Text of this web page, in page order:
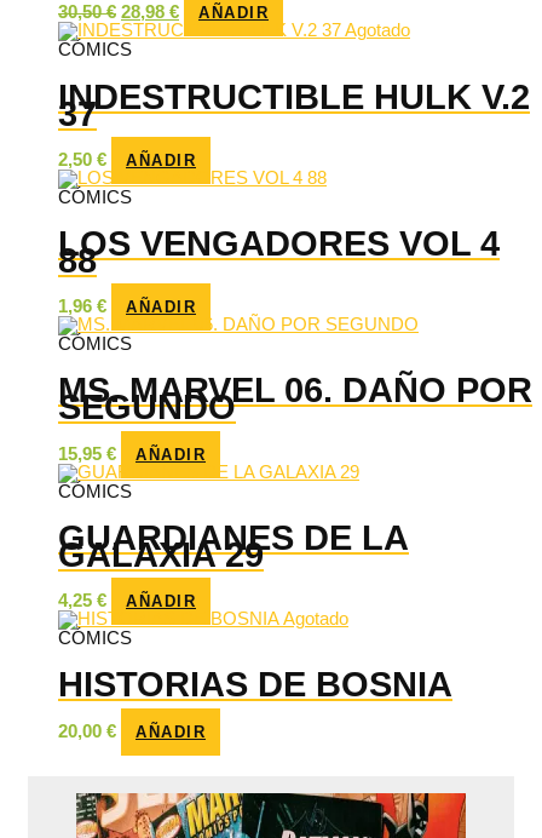
30,50€ El
precio
original
era:
28,98 €El
precio
actual
AÑADIR
Agotado
CÓMICS
INDESTRUCTIBLE HULK V.2
37
2,50 € AÑADIR
CÓMICS
LOS VENGADORES VOL 4
88
1,96 € AÑADIR
CÓMICS
MS. MARVEL 06. DAÑO POR
SEGUNDO
15,95 € AÑADIR
CÓMICS
GUARDIANES DE LA
GALAXIA 29
4,25 € AÑADIR
Agotado
CÓMICS
HISTORIAS DE BOSNIA
20,00 € AÑADIR